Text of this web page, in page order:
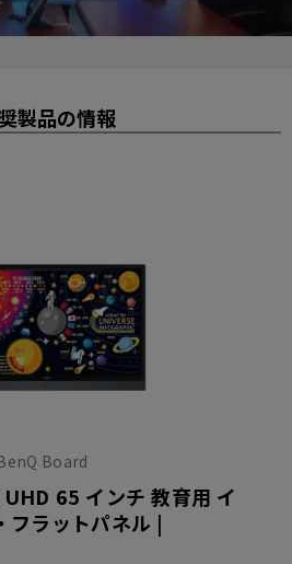
製品の情報
Board
UHD 65 インチ 教育用 イ
フラットパネル |